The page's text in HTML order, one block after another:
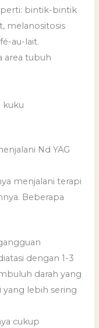
bintik-bintik
melanositosis
au-lait.
area tubuh
kuku
Nd YAG
menjalani terapi
Beberapa
dengan 1-3
darah yang
yang lebih sering
cukup